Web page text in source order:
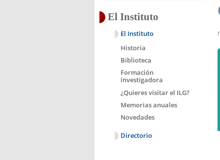
El Instituto
El Instituto
Historia
Biblioteca
Formación
investigadora
¿Quieres visitar el ILG?
Memorias anuales
Novedades
Directorio